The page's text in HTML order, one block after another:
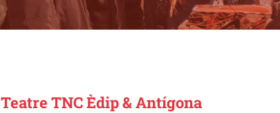
Teatre TNC Èdip & Antígona